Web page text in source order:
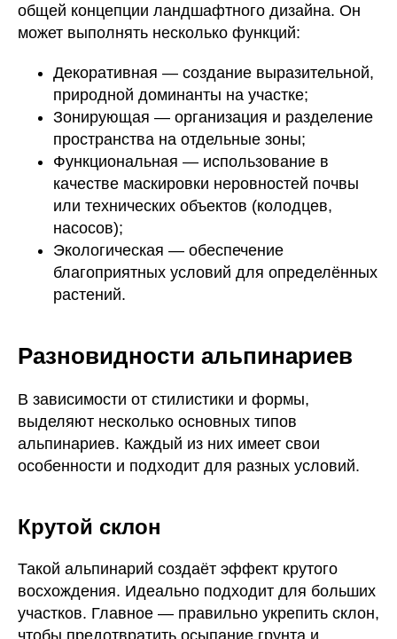
общей концепции ландшафтного дизайна. Он
может выполнять несколько функций:
Декоративная — создание выразительной,
природной доминанты на участке;
Зонирующая — организация и разделение
пространства на отдельные зоны;
Функциональная — использование в
качестве маскировки неровностей почвы
или технических объектов (колодцев,
насосов);
Экологическая — обеспечение
благоприятных условий для определённых
растений.
Разновидности альпинариев
В зависимости от стилистики и формы,
выделяют несколько основных типов
альпинариев. Каждый из них имеет свои
особенности и подходит для разных условий.
Крутой склон
Такой альпинарий создаёт эффект крутого
восхождения. Идеально подходит для больших
участков. Главное — правильно укрепить склон,
чтобы предотвратить осыпание грунта и